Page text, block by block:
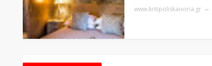
www.kritipoliskaixoria.gr